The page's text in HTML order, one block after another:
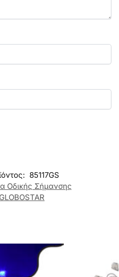
85117GS
Οδικής Σήμανσης
GLOBOSTAR